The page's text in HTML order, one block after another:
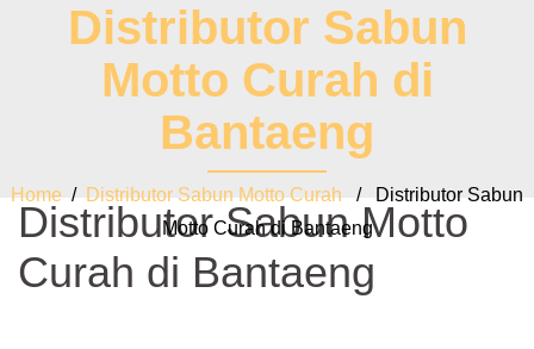
Distributor Sabun
Motto Curah di
Bantaeng
Home / Distributor Sabun Motto Curah / Distributor Sabun
Motto Curah di Bantaeng
Distributor Sabun Motto
Curah di Bantaeng